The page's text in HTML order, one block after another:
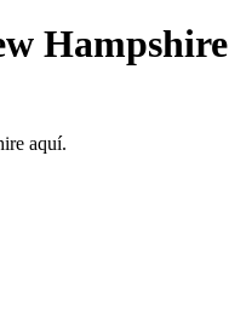
Hampshire
aquí.